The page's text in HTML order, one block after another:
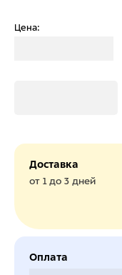
Цена:
Доставка
от 1 до 3 дней
Оплата